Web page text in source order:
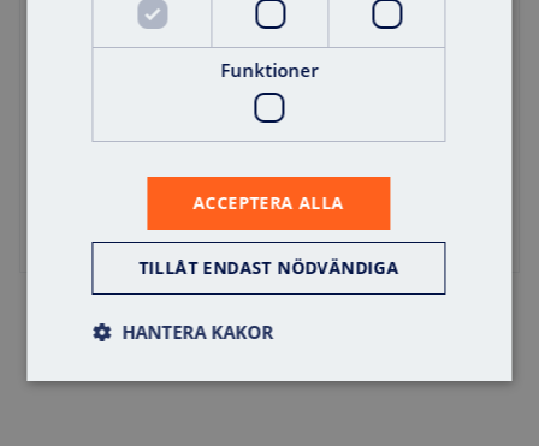
Funktioner
ACCEPTERA ALLA
TILLÅT ENDAST NÖDVÄNDIGA
HANTERA KAKOR